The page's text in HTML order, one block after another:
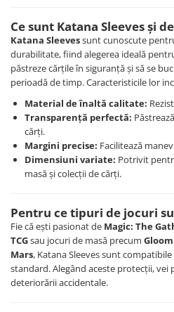
Organizatoare
Zaruri
Carti
Carti de joc
Alte produse Hobby
Merch Lex Hobby Store
Pop Culture
Sepci
Postere
Geek Stuff
Figurine
Cani/Pahare
Ce sunt Katana Sleeves și
Katana Sleevessunt cunoscute
durabilitate, fiind alegerea ideală
păstreze cărțile în siguranță și să se
perioadă de timp. Caracteristicile lor
Material de înaltă calitate:
Transparență perfectă:
cărți.
Margini precise: Facilitează
Dimensiuni variate: Potrivit
masă și colecții de cărți.
Pentru ce tipuri de jocuri
Fie că ești pasionat de Magic: The
TCGsau jocuri de masă precum
Mars, Katana Sleeves sunt
standard. Alegând aceste protecții, vei
deteriorării accidentale.